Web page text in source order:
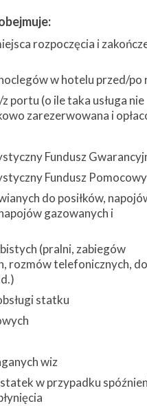
rozpoczęcia i
w hotelu przed/po
portu (o ile taka usługa nie
zarezerwowana i
Fundusz
Fundusz Pomocowy
do posiłków,
gazowanych i
(pralni, zabiegów
rozmów telefonicznych,
statku
wiz
w przypadku